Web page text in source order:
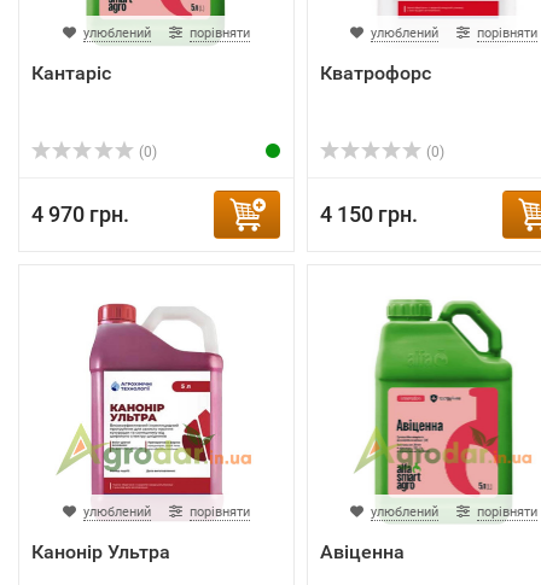
улюблений порівняти
Кантаріс
(0)
4 970 грн.
улюблений порівняти
Кватрофорс
(0)
4 150 грн.
улюблений порівняти
Канонір Ультра
улюблений порівняти
Авіценна